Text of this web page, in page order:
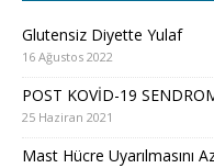
Glutensiz Diyette Yulaf
16 Ağustos 2022
POST KOVİD-19
25 Haziran 2021
Mast Hücre Uyarılmasını